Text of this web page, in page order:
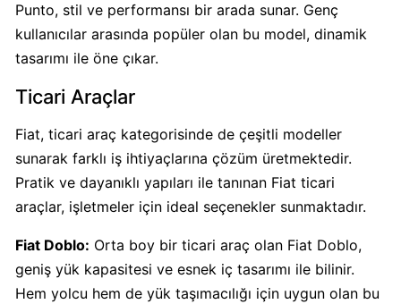
Dominos
Boykot
Dominos
Sahibi
Kim?
Knorr
Boykot
mu?
Knorr
Punto, stil ve performansı bir arada sunar. Genç
kullanıcılar arasında popüler olan bu model, dinamik
tasarımı ile öne çıkar.
Ticari Araçlar
Fiat, ticari araç kategorisinde de çeşitli modeller
sunarak farklı iş ihtiyaçlarına çözüm üretmektedir.
Pratik ve dayanıklı yapıları ile tanınan Fiat ticari
araçlar, işletmeler için ideal seçenekler sunmaktadır.
Fiat Doblo: Orta boy bir ticari araç olan Fiat Doblo,
geniş yük kapasitesi ve esnek iç tasarımı ile bilinir.
Hem yolcu hem de yük taşımacılığı için uygun olan bu